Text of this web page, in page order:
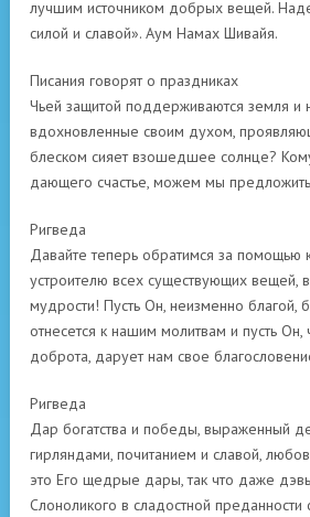
лучшим источником добрых вещей.
силой и славой». Аум Намах Шивайя.
Писания говорят о праздниках
Чьей защитой поддерживаются земля и
вдохновленные своим духом,
блеском сияет взошедшее солнце?
дающего счастье, можем мы
Ригведа
Давайте теперь обратимся за помощью
устроителю всех существующих вещей,
мудрости! Пусть Он, неизменно благой,
отнесется к нашим молитвам и пусть
доброта, дарует нам свое
Ригведа
Дар богатства и победы, выраженный
гирляндами, почитанием и славой,
это Его щедрые дары, так что даже
Слоноликого в сладостной преданности